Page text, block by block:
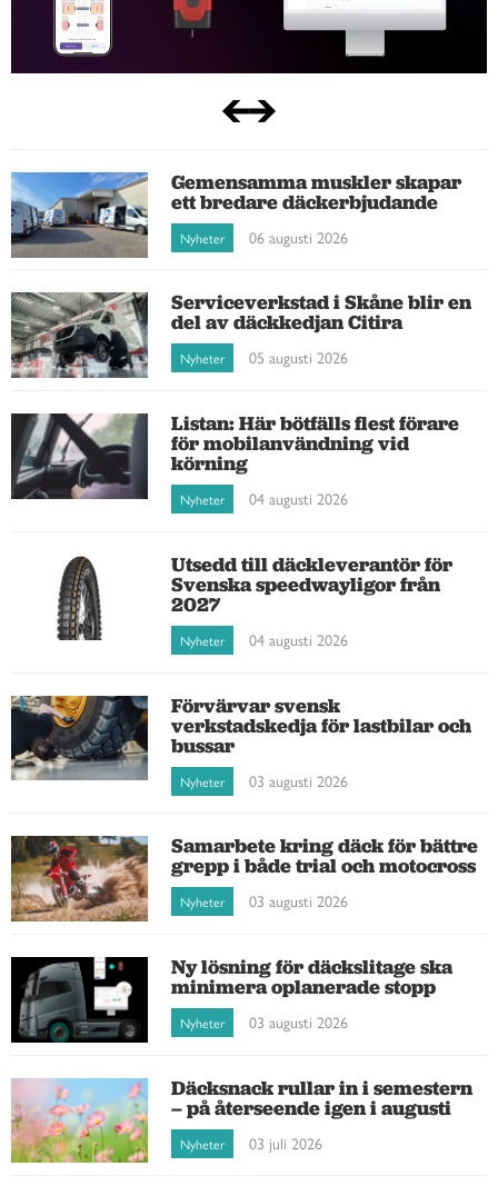
Gemensamma muskler skapar
ett bredare däckerbjudande
Nyheter 06 augusti 2026
Serviceverkstad i Skåne blir en
del av däckkedjan Citira
Nyheter 05 augusti 2026
Listan: Här bötfälls flest förare
för mobilanvändning vid
körning
Nyheter 04 augusti 2026
Utsedd till däckleverantör för
Svenska speedwayligor från
2027
Nyheter 04 augusti 2026
Förvärvar svensk
verkstadskedja för lastbilar och
bussar
Nyheter 03 augusti 2026
Samarbete kring däck för bättre
grepp i både trial och motocross
Nyheter 03 augusti 2026
Ny lösning för däckslitage ska
minimera oplanerade stopp
Nyheter 03 augusti 2026
Däcksnack rullar in i semestern
– på återseende igen i augusti
Nyheter 03 juli 2026